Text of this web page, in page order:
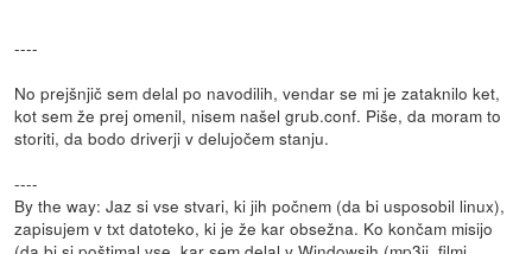
----
No prejšnjič sem delal po navodilih, vendar se mi je zataknilo ket,
kot sem že prej omenil, nisem našel grub.conf. Piše, da moram to
storiti, da bodo driverji v delujočem stanju.
----
By the way: Jaz si vse stvari, ki jih počnem (da bi usposobil linux),
zapisujem v txt datoteko, ki je že kar obsežna. Ko končam misijo